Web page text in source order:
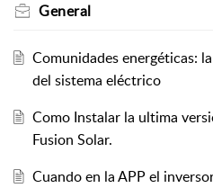
General
Comunidades energéticas:
del sistema eléctrico
Como Instalar la ultima
Fusion Solar.
Cuando en la APP el